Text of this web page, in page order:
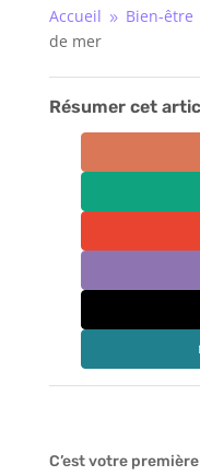
Accueil 9 Bien-être
de mer
Résumer cet
C’est votre